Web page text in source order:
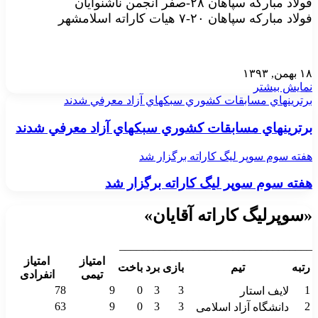
فولاد مبارکه سپاهان ۲۸-صفر انجمن ناشنوایان
فولاد مبارکه سپاهان ۲۰-۷ هیات کاراته اسلامشهر
۱۸ بهمن, ۱۳۹۳
نمایش بیشتر
برترينهاي مسابقات كشوري سبكهاي آزاد معرفي شدند
برترينهاي مسابقات كشوري سبكهاي آزاد معرفي شدند
هفته سوم سوپر ليگ كاراته برگزار شد
هفته سوم سوپر ليگ كاراته برگزار شد
«سوپرلیگ کاراته آقایان»
رتبه
تیم بازی برد باخت
امتیاز
تیمی
امتیاز
انفرادی
1
لایف استار 3
3
0
9
78
2
دانشگاه آزاد اسلامی 3
3
0
9
63